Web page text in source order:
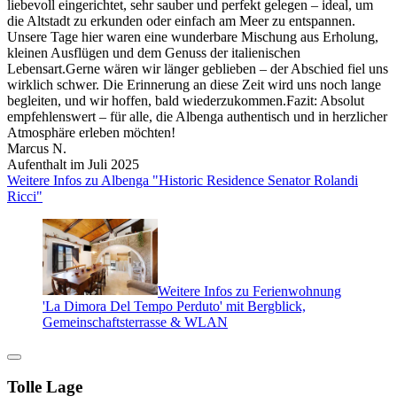
liebevoll eingerichtet, sehr sauber und perfekt gelegen – ideal, um
die Altstadt zu erkunden oder einfach am Meer zu entspannen.
Unsere Tage hier waren eine wunderbare Mischung aus Erholung,
kleinen Ausflügen und dem Genuss der italienischen
Lebensart.Gerne wären wir länger geblieben – der Abschied fiel uns
wirklich schwer. Die Erinnerung an diese Zeit wird uns noch lange
begleiten, und wir hoffen, bald wiederzukommen.Fazit: Absolut
empfehlenswert – für alle, die Albenga authentisch und in herzlicher
Atmosphäre erleben möchten!
Marcus N.
Aufenthalt im Juli 2025
Weitere Infos zu Albenga "Historic Residence Senator Rolandi
Ricci"
Weitere Infos zu Ferienwohnung
'La Dimora Del Tempo Perduto' mit Bergblick,
Gemeinschaftsterrasse & WLAN
Tolle Lage